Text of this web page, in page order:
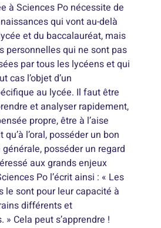
à Sciences Po nécessite de
qui vont au-delà
et du baccalauréat, mais
personnelles qui ne sont pas
par tous les lycéens et qui
cas l’objet d’un
au lycée. Il faut être
et analyser rapidement,
propre, être à l’aise
qu’à l’oral, posséder un bon
posséder un regard
aux grands enjeux
Po l’écrit ainsi : « Les
le sont pour leur capacité à
différents et
Cela peut s’apprendre !